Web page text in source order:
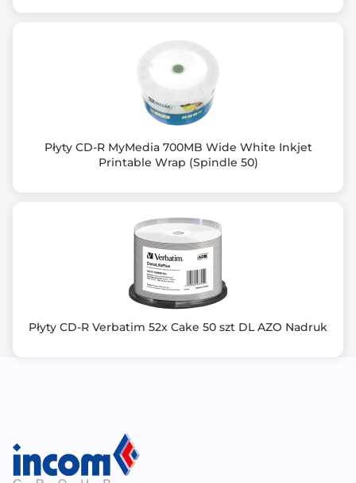
Płyty CD-R MyMedia 700MB Wide White Inkjet
Printable Wrap (Spindle 50)
Płyty CD-R Verbatim 52x Cake 50 szt DL AZO Nadruk